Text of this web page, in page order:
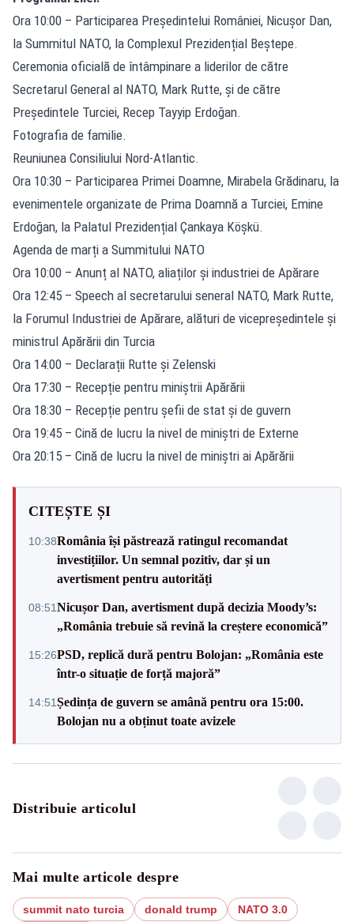
Ora 10:00 – Participarea Președintelui României, Nicușor Dan,
la Summitul NATO, la Complexul Prezidențial Beștepe.
Ceremonia oficială de întâmpinare a liderilor de către
Secretarul General al NATO, Mark Rutte, și de către
Președintele Turciei, Recep Tayyip Erdoğan.
Fotografia de familie.
Reuniunea Consiliului Nord-Atlantic.
Ora 10:30 – Participarea Primei Doamne, Mirabela Grădinaru, la
evenimentele organizate de Prima Doamnă a Turciei, Emine
Erdoğan, la Palatul Prezidențial Çankaya Köşkü.
Agenda de marți a Summitului NATO
Ora 10:00 – Anunț al NATO, aliaților și industriei de Apărare
Ora 12:45 – Speech al secretarului seneral NATO, Mark Rutte,
la Forumul Industriei de Apărare, alături de vicepreședintele și
ministrul Apărării din Turcia
Ora 14:00 – Declarații Rutte și Zelenski
Ora 17:30 – Recepție pentru miniștrii Apărării
Ora 18:30 – Recepție pentru șefii de stat și de guvern
Ora 19:45 – Cină de lucru la nivel de miniștri de Externe
Ora 20:15 – Cină de lucru la nivel de miniștri ai Apărării
CITEȘTE ȘI
10:38România își păstrează ratingul recomandat
investițiilor. Un semnal pozitiv, dar și un
avertisment pentru autorități
08:51Nicușor Dan, avertisment după decizia Moody’s:
„România trebuie să revină la creștere economică”
15:26PSD, replică dură pentru Bolojan: „România este
într-o situație de forță majoră”
14:51Ședința de guvern se amână pentru ora 15:00.
Bolojan nu a obținut toate avizele
Distribuie articolul
Mai multe articole despre
summit nato turcia donald trump NATO 3.0